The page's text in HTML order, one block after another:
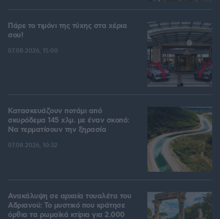
Πάρε το τιμόνι της τύχης στα χέρια
σου!
07.08.2026, 15:00
Κατασκευάζουν ποτάμι από
σκυρόδεμα 145 χλμ. με έναν σκοπό:
Να τερματίσουν την ξηρασία
07.08.2026, 10:32
Ανακάλυψη σε αρχαία τουαλέτα του
Αδριανού: Το μυστικό που κράτησε
όρθια τα ρωμαϊκά κτίρια για 2.000